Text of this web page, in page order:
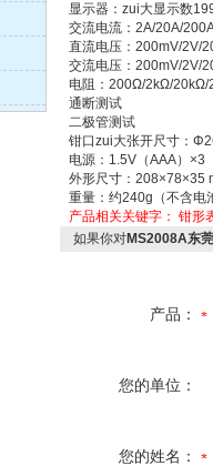
显示器：zui大显示数
交流电流：2A/20A/
直流电压：200mV/2V/
交流电压：200mV/2V/
电阻：200Ω/2kΩ/
通断测试
二极管测试
钳口zui大张开尺寸：
电源：1.5V（AAA）×3
外形尺寸：208×78×35
重量：约240g（不含电
产品相关关键字： 钳形
如果你对MS2008A东
产品：
您的单位：
您的姓名：